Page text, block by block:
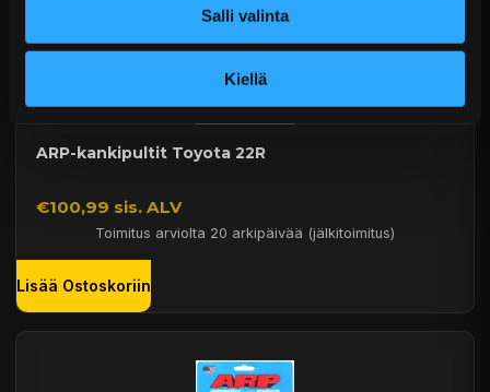
Salli valinta
Kiellä
ARP-kankipultit Toyota 22R
€100,99 sis. ALV
Toimitus arviolta 20 arkipäivää (jälkitoimitus)
Lisää Ostoskoriin